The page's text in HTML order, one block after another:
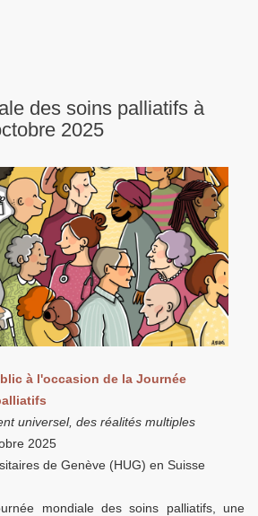
des soins palliatifs à
2025
à l'occasion de la Journée
universel, des réalités multiples
2025
de Genève (HUG) en Suisse
mondiale des soins palliatifs, une